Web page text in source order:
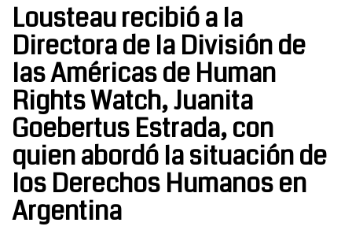
Lousteau recibió a la
Directora de la División de
las Américas de Human
Rights Watch, Juanita
Goebertus Estrada, con
quien abordó la situación de
los Derechos Humanos en
Argentina